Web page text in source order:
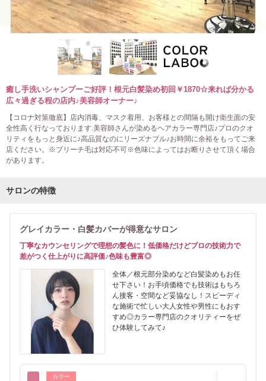
癒し手洗いシャンプーご好評！根元白髪染め初回￥1870☆来れば分かる
広々過ぎる程の店内♪美容師オーナー♪
【コロナ対策徹底】店内消毒、マスク着用、お客様との間隔も開け衛生面の安
全性高く行なっております.美容師さんが染めるヘアカラー専門店♪プロのクオ
リティをもっと身近に♪高品質なのにリーズナブル♪お時間に余裕をもってご来
店ください。※ブリーチ毛は対応不可※色味によってはお断りさせて頂く場合
があります。
サロンの特徴
グレイカラー・白髪カバーが得意なサロン
丁寧なカウンセリングで理想の髪色に！低価格だけどプロの技術力で
差がつく仕上がりに高評価♪色味も豊富◎
全体／根元部分染めなど白髪染めもお任
せ下さい！お手頃価格でも技術はもちろ
ん接客・空間など妥協なし！スピーディ
な施術で忙しい大人女性や男性にもおす
すめ◎カラー専門店のクオリティーをぜ
ひ体験してみて♪
カラー